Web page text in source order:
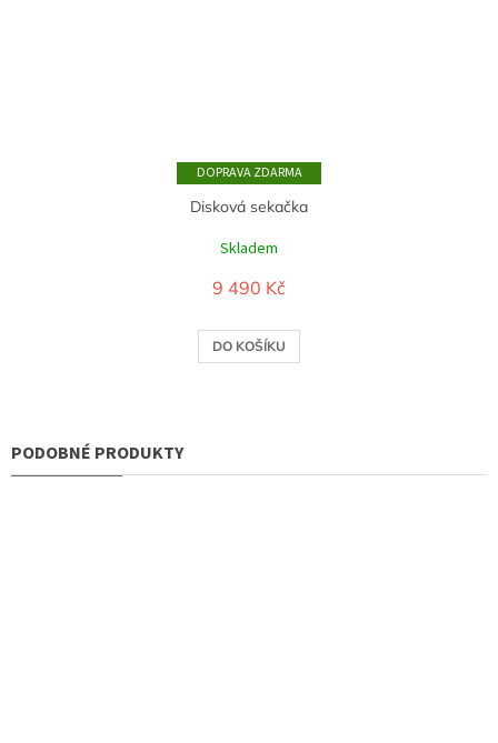
ZDARMA
Disková sekačka
Skladem
9 490 Kč
DO KOŠÍKU